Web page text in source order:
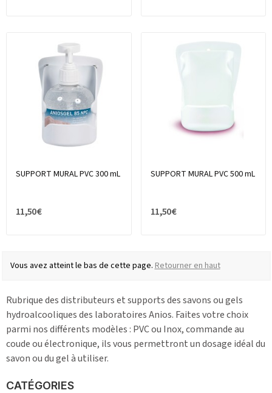
CATÉGORIES
SUPPORT MURAL PVC 300 mL
11,50 €
SUPPORT MURAL PVC 500 mL
11,50 €
Vous avez atteint le bas de cette page.Retourner en haut
Rubrique des distributeurs et supports des savons ou gels
hydroalcooliques des laboratoires Anios. Faites votre choix
parmi nos différents modèles : PVC ou Inox, commande au
coude ou électronique, ils vous permettront un dosage idéal du
savon ou du gel à utiliser.